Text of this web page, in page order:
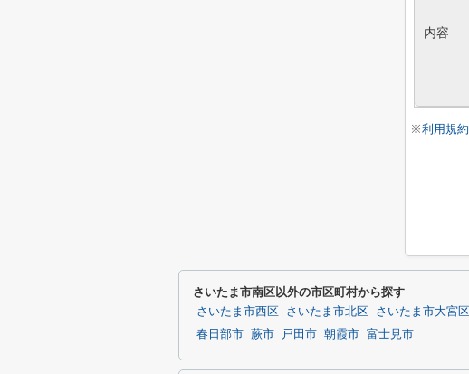
内容
※利用規約
さいたま市南区以外の市区町村から探す
さいたま市西区 さいたま市北区 さいたま市大宮区
春日部市
蕨市 戸田市 朝霞市 富士見市